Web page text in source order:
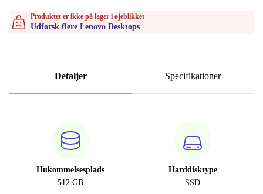
Produktet er ikke på lager i øjeblikket
Udforsk flere Lenovo Desktops
Detaljer Specifikationer
Hukommelsesplads
512 GB
Harddisktype
SSD